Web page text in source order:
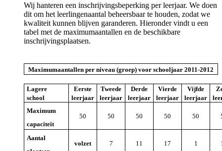
Wij hanteren een inschrijvingsbeperking per leerjaar. We doen
dit om het leerlingenaantal beheersbaar te houden, zodat we
kwaliteit kunnen blijven garanderen. Hieronder vindt u een
tabel met de maximumaantallen en de beschikbare
inschrijvingsplaatsen.
Maximumaantallen per niveau (groep) voor schooljaar 2011-2012
Lagere
school
Eerste
leerjaar
Tweede
leerjaar
Derde
leerjaar
Vierde
leerjaar
Vijfde
leerjaar
Maximum
capaciteit
50 50 50 50 50
Aantal
volzet 7 11 17 1